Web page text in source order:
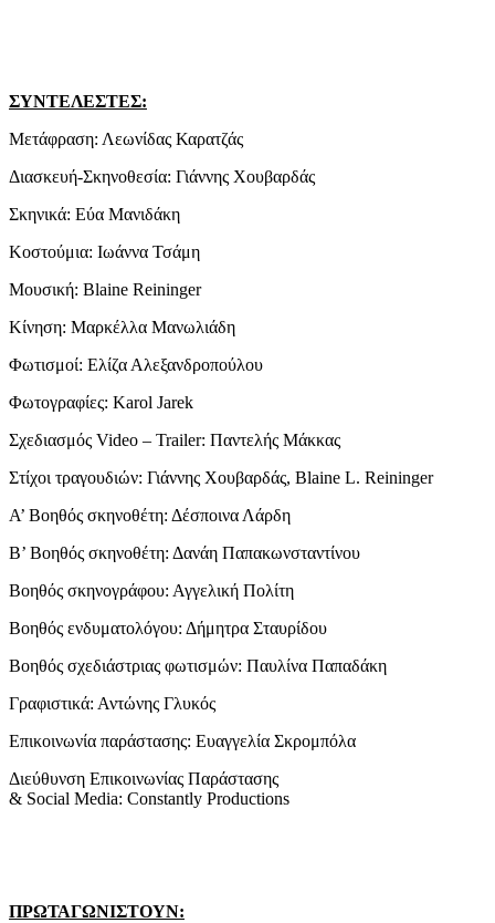
ΣΥΝΤΕΛΕΣΤΕΣ:
Μετάφραση: Λεωνίδας Καρατζάς
Διασκευή-Σκηνοθεσία: Γιάννης Χουβαρδάς
Σκηνικά: Εύα Μανιδάκη
Κοστούμια: Ιωάννα Τσάμη
Μουσική: Blaine Reininger
Κίνηση: Μαρκέλλα Μανωλιάδη
Φωτισμοί: Ελίζα Αλεξανδροπούλου
Φωτογραφίες: Karol Jarek
Σχεδιασμός Video – Trailer: Παντελής Μάκκας
Στίχοι τραγουδιών: Γιάννης Χουβαρδάς, Blaine L. Reininger
Α’ Βοηθός σκηνοθέτη: Δέσποινα Λάρδη
Β’ Βοηθός σκηνοθέτη: Δανάη Παπακωνσταντίνου
Βοηθός σκηνογράφου: Αγγελική Πολίτη
Βοηθός ενδυματολόγου: Δήμητρα Σταυρίδου
Βοηθός σχεδιάστριας φωτισμών: Παυλίνα Παπαδάκη
Γραφιστικά: Αντώνης Γλυκός
Επικοινωνία παράστασης: Ευαγγελία Σκρομπόλα
Διεύθυνση Επικοινωνίας Παράστασης
& Social Media: Constantly Productions
ΠΡΩΤΑΓΩΝΙΣΤΟΥΝ: